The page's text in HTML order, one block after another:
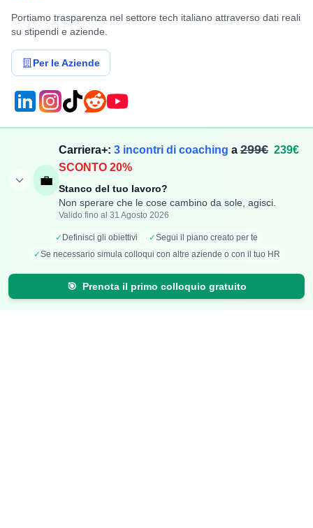
💼
Carriera+: 3 incontri di coaching a 299€ 239€
SCONTO 20%
Stanco del tuo lavoro?
Non sperare che le cose cambino da sole, agisci.
Valido fino al 31 Agosto 2026
✓ Definisci gli obiettivi ✓Segui il piano creato per te
✓Se necessario simula colloqui con altre aziende o con il tuo HR
🎯 Prenota il primo colloquio gratuito
Portiamo trasparenza nel settore tech italiano attraverso dati reali
su stipendi e aziende.
Per le Aziende
Aggiungi Compenso
Stipendi Dipendenti
Fatturati Partite IVA
Stipendi
Classifica Aziende
Mappa Stipendi Italia
Calcolatori